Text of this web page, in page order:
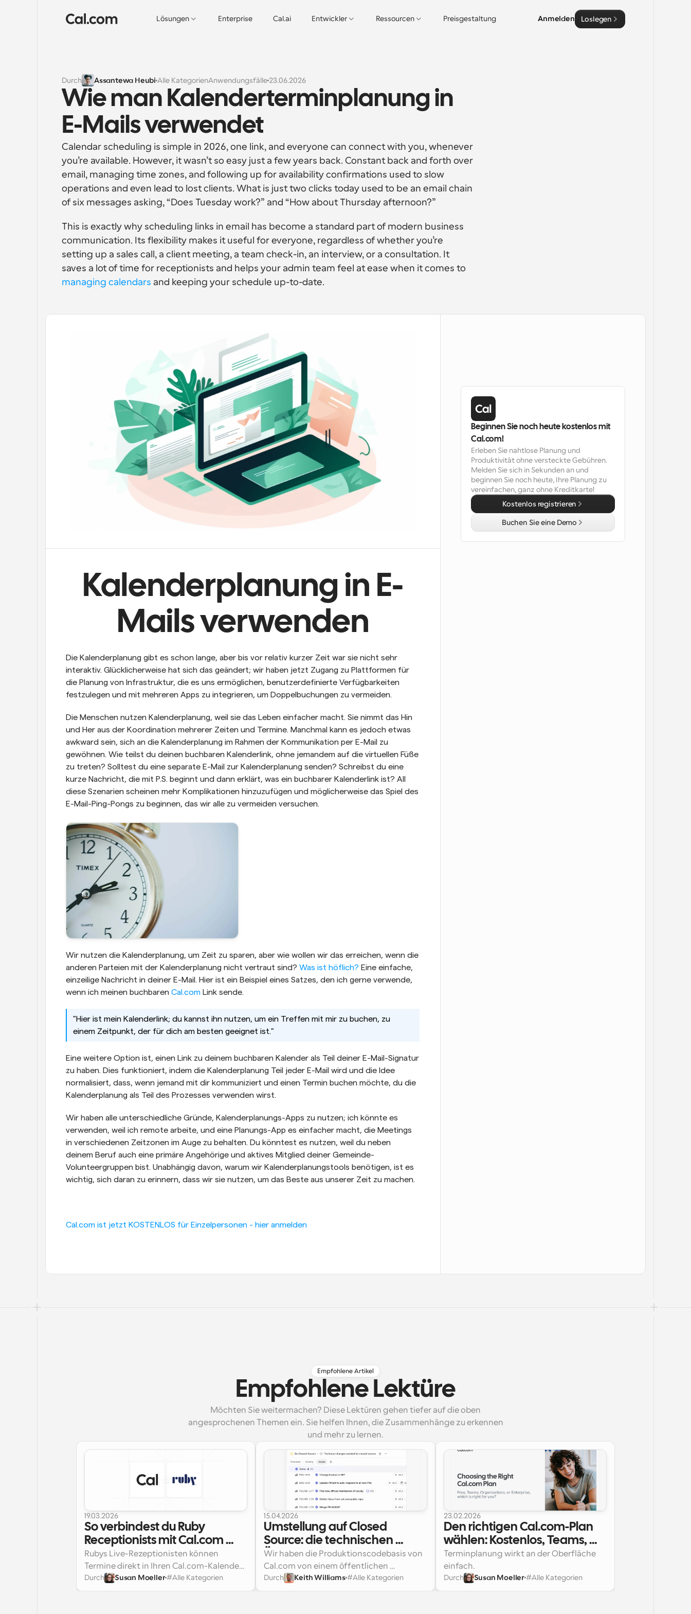
Lösungen Enterprise Cal.ai Entwickler Ressourcen Preisgestaltung Anmelden Loslegen
Durch Assantewa Heubi Alle KategorienAnwendungsfälle 23.06.2026
Wie man Kalenderterminplanung in
E-Mails verwendet
Calendar scheduling is simple in 2026, one link, and everyone can connect with you, whenever
you’re available. However, it wasn’t so easy just a few years back. Constant back and forth over
email, managing time zones, and following up for availability confirmations used to slow
operations and even lead to lost clients. What is just two clicks today used to be an email chain
of six messages asking, “Does Tuesday work?” and “How about Thursday afternoon?”
This is exactly why scheduling links in email has become a standard part of modern business
communication. Its flexibility makes it useful for everyone, regardless of whether you’re
setting up a sales call, a client meeting, a team check-in, an interview, or a consultation. It
managing calendars and keeping your schedule up-to-date.
Kalenderplanung in E-
Mails verwenden
Die Kalenderplanung gibt es schon lange, aber bis vor relativ kurzer Zeit war sie nicht sehr
interaktiv. Glücklicherweise hat sich das geändert; wir haben jetzt Zugang zu Plattformen für
die Planung von Infrastruktur, die es uns ermöglichen, benutzerdefinierte Verfügbarkeiten
festzulegen und mit mehreren Apps zu integrieren, um Doppelbuchungen zu vermeiden.
Die Menschen nutzen Kalenderplanung, weil sie das Leben einfacher macht. Sie nimmt das Hin
und Her aus der Koordination mehrerer Zeiten und Termine. Manchmal kann es jedoch etwas
awkward sein, sich an die Kalenderplanung im Rahmen der Kommunikation per E-Mail zu
gewöhnen. Wie teilst du deinen buchbaren Kalenderlink, ohne jemandem auf die virtuellen Füße
zu treten? Solltest du eine separate E-Mail zur Kalenderplanung senden? Schreibst du eine
kurze Nachricht, die mit P.S. beginnt und dann erklärt, was ein buchbarer Kalenderlink ist? All
diese Szenarien scheinen mehr Komplikationen hinzuzufügen und möglicherweise das Spiel des
E-Mail-Ping-Pongs zu beginnen, das wir alle zu vermeiden versuchen.
Wir nutzen die Kalenderplanung, um Zeit zu sparen, aber wie wollen wir das erreichen, wenn die
anderen Parteien mit der Kalenderplanung nicht vertraut sind? Was ist höflich? Eine einfache,
einzeilige Nachricht in deiner E-Mail. Hier ist ein Beispiel eines Satzes, den ich gerne verwende,
wenn ich meinen buchbaren Cal.com Link sende.
"Hier ist mein Kalenderlink; du kannst ihn nutzen, um ein Treffen mit mir zu buchen, zu
einem Zeitpunkt, der für dich am besten geeignet ist."
Eine weitere Option ist, einen Link zu deinem buchbaren Kalender als Teil deiner E-Mail-Signatur
zu haben. Dies funktioniert, indem die Kalenderplanung Teil jeder E-Mail wird und die Idee
normalisiert, dass, wenn jemand mit dir kommuniziert und einen Termin buchen möchte, du die
Kalenderplanung als Teil des Prozesses verwenden wirst.
Wir haben alle unterschiedliche Gründe, Kalenderplanungs-Apps zu nutzen; ich könnte es
verwenden, weil ich remote arbeite, und eine Planungs-App es einfacher macht, die Meetings
in verschiedenen Zeitzonen im Auge zu behalten. Du könntest es nutzen, weil du neben
deinem Beruf auch eine primäre Angehörige und aktives Mitglied deiner Gemeinde-
Volunteergruppen bist. Unabhängig davon, warum wir Kalenderplanungstools benötigen, ist es
wichtig, sich daran zu erinnern, dass wir sie nutzen, um das Beste aus unserer Zeit zu machen.
Cal.com ist jetzt KOSTENLOS für Einzelpersonen - hier anmelden
Beginnen Sie noch heute kostenlos mit
Cal.com!
Erleben Sie nahtlose Planung und
Produktivität ohne versteckte Gebühren.
Melden Sie sich in Sekunden an und
beginnen Sie noch heute, Ihre Planung zu
vereinfachen, ganz ohne Kreditkarte!
Kostenlos registrieren
Buchen Sie eine Demo
Empfohlene Artikel
Empfohlene Lektüre
Möchten Sie weitermachen? Diese Lektüren gehen tiefer auf die oben
angesprochenen Themen ein. Sie helfen Ihnen, die Zusammenhänge zu erkennen
und mehr zu lernen.
19.03.2026
So verbindest du Ruby
Receptionists mit Cal.com
(und hörst auf, dir Sorgen
über Doppelbuchungen zu
machen)
Rubys Live-Rezeptionisten können
Termine direkt in Ihren Cal.com-Kalender
buchen, sodass keine Planungslinks mit
Kunden geteilt werden, kein Hin und Her,
Durch Susan Moeller #Alle Kategorien
15.04.2026
Umstellung auf Closed
Source: die technischen
Änderungen
Wir haben die Produktionscodebasis von
Cal.com von einem öffentlichen
Repository in ein privates verlegt. Das
öffentliche Repository ist jetzt
Folgendes hat sich geändert.
Durch Keith Williams#Alle Kategorien
23.02.2026
Den richtigen Cal.com-Plan
wählen: Kostenlos, Teams,
Organisationen oder
Enterprise?
Terminplanung wirkt an der Oberfläche
einfach.
Doch wenn Unternehmen wachsen, wird
Durch Susan Moeller #Alle Kategorien